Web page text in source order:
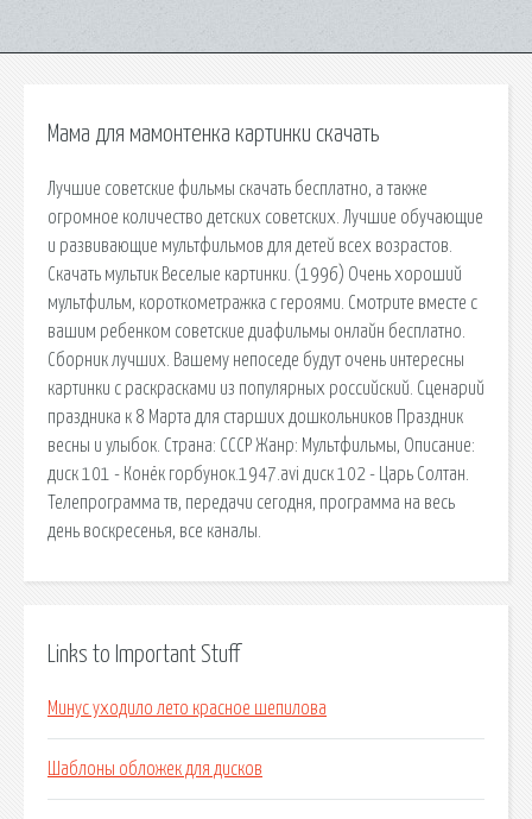
Мама для мамонтенка картинки скачать
Лучшие советские фильмы скачать бесплатно, а также
огромное количество детских советских. Лучшие обучающие
и развивающие мультфильмов для детей всех возрастов.
Скачать мультик Веселые картинки. (1996) Очень хороший
мультфильм, короткометражка с героями. Смотрите вместе с
вашим ребенком советские диафильмы онлайн бесплатно.
Сборник лучших. Вашему непоседе будут очень интересны
картинки с раскрасками из популярных российский. Сценарий
праздника к 8 Марта для старших дошкольников Праздник
весны и улыбок. Страна: СССР Жанр: Мультфильмы, Описание:
диск 101 - Конёк горбунок.1947.avi диск 102 - Царь Солтан.
Телепрограмма тв, передачи сегодня, программа на весь
день воскресенья, все каналы.
Links to Important Stuff
Минус уходило лето красное шепилова
Шаблоны обложек для дисков